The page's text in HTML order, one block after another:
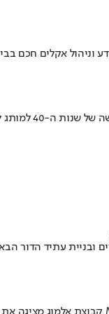
וניהול אקלים חכם
ובניית עתיד הדור